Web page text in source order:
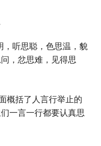
，听思聪，色思温，貌
，忿思难，见得思
概括了人言行举止的
一言一行都要认真思